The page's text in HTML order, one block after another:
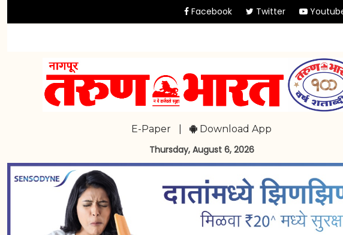
Facebook Twitter
E-Paper Download App
Thursday, August 6, 2026